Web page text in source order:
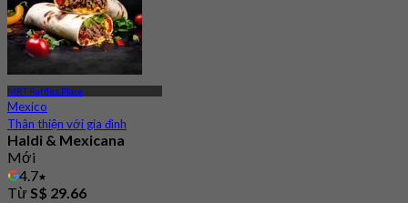
MRT Raffles Place
Mexico
Thân thiện với gia đình
Haldi & Mexicana
Mới
4.7
Từ S$ 29.66